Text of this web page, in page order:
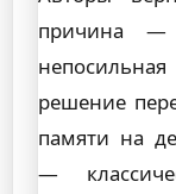
причина —
решение
памяти на
—